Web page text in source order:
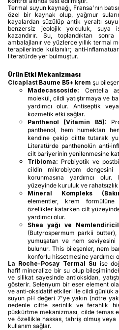
Termal suyun kaynağı, Fransa'nın
özel bir kaynak olup, yağmur
kayalardan süzülüp antik yeraltı
benzersiz jeolojik yolculuk, suya
kazandırır. Su, toplandıktan
ambalajlanır ve yüzlerce yıllık termal
terapilerinde kullanılır;
literatürde yer bulmuştur.
Ürün Etki Mekanizması
Cicaplast Baume B5+ krem şu
Madecassoside: Centella
molekül, cildi yatıştırmaya ve
yardımcı olur. Antiseptik
kozmetik etki sağlar.
Panthenol (Vitamin B5):
panthenol, hem humektan
kendine çekip ciltte tutarak
Literatürde panthenolün
cilt bariyerinin yenilenmesine
Tribioma: Prebiyotik ve
cildin mikrobiyom dengesini
korunmasına yardımcı
yüzeyinde kuruluk ve
Mineral Kompleks
elementler, krem
özellikler katarken cilt
yardımcı olur.
Shea yağı ve
(Butyrospermum parkii
yumuşatan ve nem
bulunur. This bileşenler, nem
konforlu hissetmesine yardımcı
La Roche‑Posay Termal Su ise
hafif mineralize bir su olup
ve silikat sayesinde antioksidan,
gösterir. Selenyum bir eser element
ve anti‑oksidatif etkileri ile cildi günlük
suyun pH değeri 7'ye yakın (nötre
nedenle ciltte serinlik ve ferahlık
püskürtme mekanizması, cilde temas
ve özellikle hassas, tahriş olmuş
kullanım sağlar.